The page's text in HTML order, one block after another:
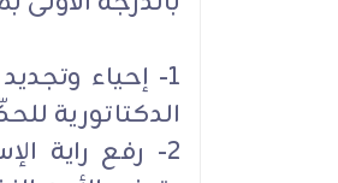
1- إحياء
الدكتاتورية
2- رفع راية